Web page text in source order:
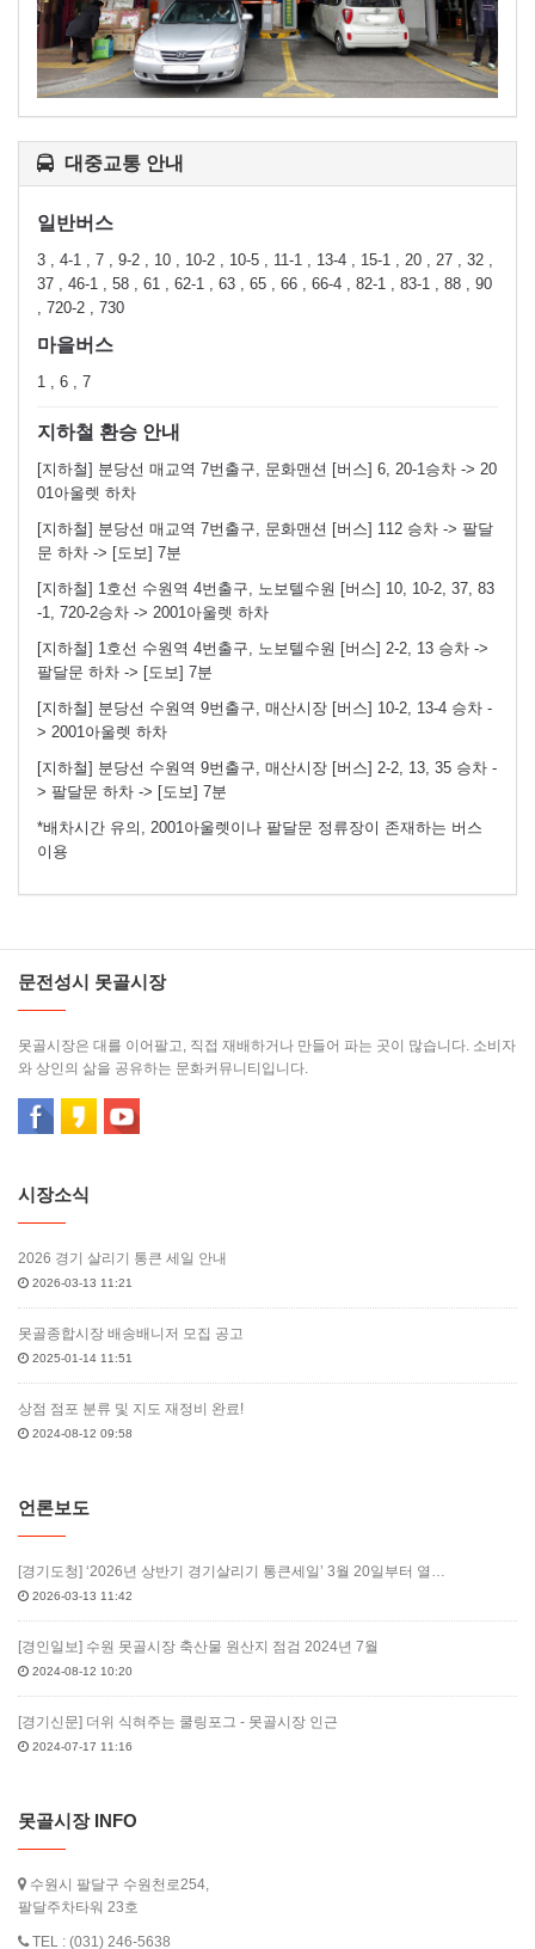
대중교통 안내
일반버스
3 , 4-1 , 7 , 9-2 , 10 , 10-2 , 10-5 , 11-1 , 13-4 , 15-1 , 20 , 27 , 32 ,
37 , 46-1 , 58 , 61 , 62-1 , 63 , 65 , 66 , 66-4 , 82-1 , 83-1 , 88 , 90
, 720-2 , 730
마을버스
1 , 6 , 7
지하철 환승 안내
[지하철] 분당선 매교역 7번출구, 문화맨션 [버스] 6, 20-1승차 -> 20
01아울렛 하차
[지하철] 분당선 매교역 7번출구, 문화맨션 [버스] 112 승차 -> 팔달
문 하차 -> [도보] 7분
[지하철] 1호선 수원역 4번출구, 노보텔수원 [버스] 10, 10-2, 37, 83
-1, 720-2승차 -> 2001아울렛 하차
[지하철] 1호선 수원역 4번출구, 노보텔수원 [버스] 2-2, 13 승차 ->
팔달문 하차 -> [도보] 7분
[지하철] 분당선 수원역 9번출구, 매산시장 [버스] 10-2, 13-4 승차 -
> 2001아울렛 하차
[지하철] 분당선 수원역 9번출구, 매산시장 [버스] 2-2, 13, 35 승차 -
> 팔달문 하차 -> [도보] 7분
*배차시간 유의, 2001아울렛이나 팔달문 정류장이 존재하는 버스
이용
문전성시 못골시장
못골시장은 대를 이어팔고, 직접 재배하거나 만들어 파는 곳이 많습니다. 소비자
와 상인의 삶을 공유하는 문화커뮤니티입니다.
시장소식
2026 경기 살리기 통큰 세일 안내
2026-03-13 11:21
못골종합시장 배송배니저 모집 공고
2025-01-14 11:51
상점 점포 분류 및 지도 재정비 완료!
2024-08-12 09:58
언론보도
[경기도청] ‘2026년 상반기 경기살리기 통큰세일’ 3월 20일부터 열…
2026-03-13 11:42
[경인일보] 수원 못골시장 축산물 원산지 점검 2024년 7월
2024-08-12 10:20
[경기신문] 더위 식혀주는 쿨링포그 - 못골시장 인근
2024-07-17 11:16
못골시장 INFO
수원시 팔달구 수원천로254,
팔달주차타워 23호
TEL : (031) 246-5638